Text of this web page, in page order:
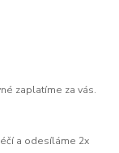
zaplatíme za vás.
a odesíláme 2x